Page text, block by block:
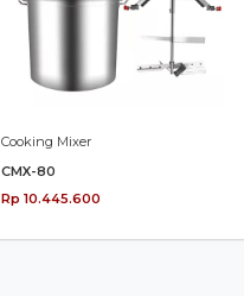
Cooking Mixer
CMX-80
Rp 10.445.600